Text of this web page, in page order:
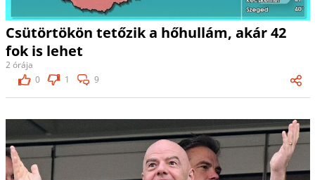
Csütörtökön tetőzik a hőhullám, akár 42
fok is lehet
2 órája
0
1 9